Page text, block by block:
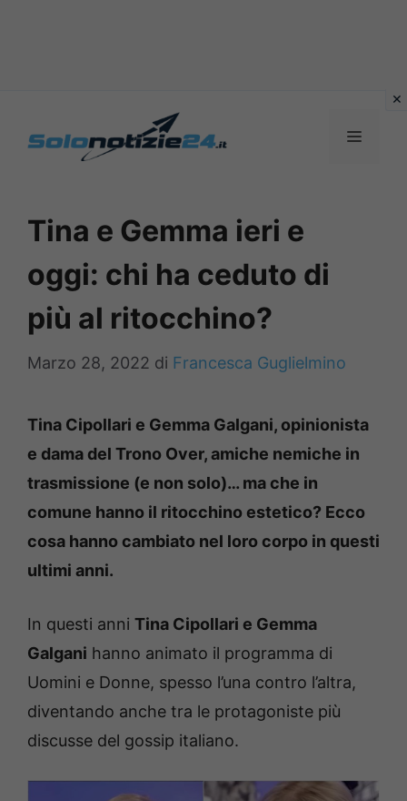
MENU
Tina e Gemma ieri e
oggi: chi ha ceduto di
più al ritocchino?
Marzo 28, 2022 di Francesca Guglielmino
Tina Cipollari e Gemma Galgani, opinionista
e dama del Trono Over, amiche nemiche in
trasmissione (e non solo)… ma che in
comune hanno il ritocchino estetico? Ecco
cosa hanno cambiato nel loro corpo in questi
ultimi anni.
In questi anni Tina Cipollari e Gemma
Galgani hanno animato il programma di
Uomini e Donne, spesso l’una contro l’altra,
diventando anche tra le protagoniste più
discusse del gossip italiano.